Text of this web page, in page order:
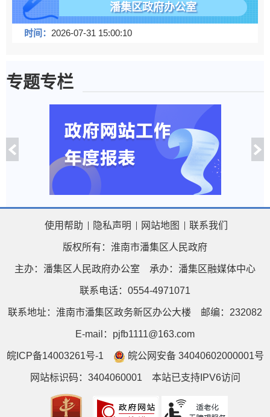
潘集区政府办公室
时间： 2026-07-31 15:00:10
专题专栏
使用帮助 隐私声明 网站地图 联系我们
版权所有：淮南市潘集区人民政府
主办：潘集区人民政府办公室 承办：潘集区融媒体中心
联系电话：0554-4971071
联系地址：淮南市潘集区政务新区办公大楼 邮编：232082
E-mail：pjfb1111@163.com
皖ICP备14003261号-1 皖公网安备 34040602000001号
网站标识码：3404060001 本站已支持IPV6访问